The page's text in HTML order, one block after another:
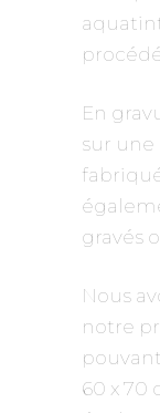
En
sur une
gravés
Nous
notre
60 x 70